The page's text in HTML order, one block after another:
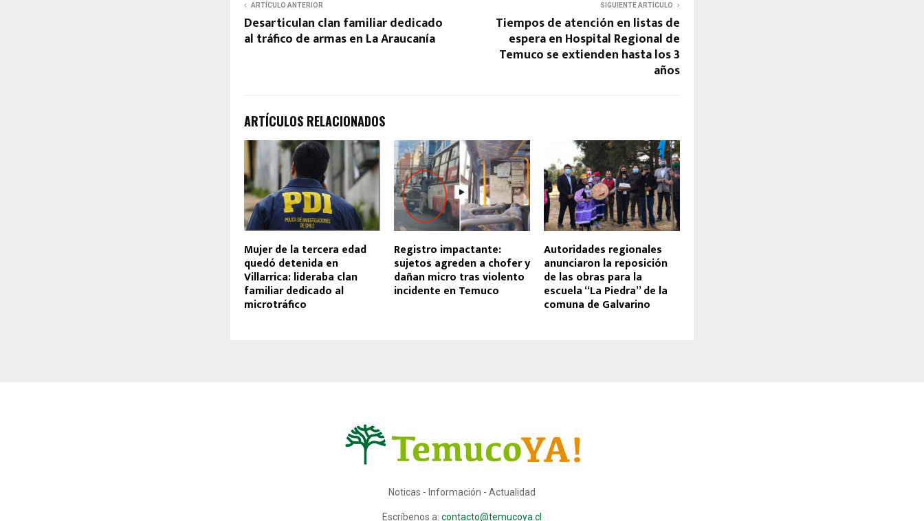
ARTÍCULO ANTERIOR
Desarticulan clan familiar dedicado
al tráfico de armas en La Araucanía
SIGUIENTE ARTÍCULO
Tiempos de atención en listas de
espera en Hospital Regional de
Temuco se extienden hasta los 3
años
ARTÍCULOS RELACIONADOS
Mujer de la tercera edad
quedó detenida en
Villarrica: lideraba clan
familiar dedicado al
microtráfico
Registro impactante:
sujetos agreden a chofer y
dañan micro tras violento
incidente en Temuco
Autoridades regionales
anunciaron la reposición
de las obras para la
escuela “La Piedra” de la
comuna de Galvarino
Noticas - Información - Actualidad
Escríbenos a: contacto@temucoya.cl